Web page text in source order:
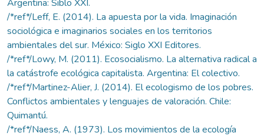
Argentina: Siblo XXI.
/*ref*/Leff, E. (2014). La apuesta por la vida. Imaginación
sociológica e imaginarios sociales en los territorios
ambientales del sur. México: Siglo XXI Editores.
/*ref*/Lowy, M. (2011). Ecosocialismo. La alternativa radical a
la catástrofe ecológica capitalista. Argentina: El colectivo.
/*ref*/Martinez-Alier, J. (2014). El ecologismo de los pobres.
Conflictos ambientales y lenguajes de valoración. Chile:
Quimantú.
/*ref*/Naess, A. (1973). Los movimientos de la ecología